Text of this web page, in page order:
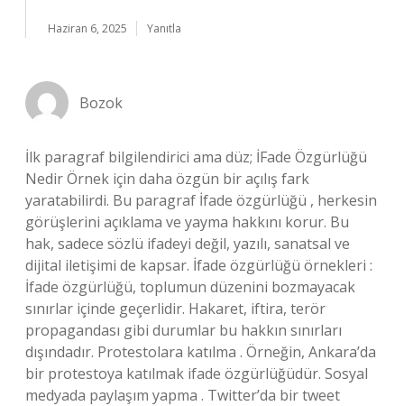
Haziran 6, 2025 Yanıtla
Bozok
İlk paragraf bilgilendirici ama düz; İFade Özgürlüğü
Nedir Örnek için daha özgün bir açılış fark
yaratabilirdi. Bu paragraf İfade özgürlüğü , herkesin
görüşlerini açıklama ve yayma hakkını korur. Bu
hak, sadece sözlü ifadeyi değil, yazılı, sanatsal ve
dijital iletişimi de kapsar. İfade özgürlüğü örnekleri :
İfade özgürlüğü, toplumun düzenini bozmayacak
sınırlar içinde geçerlidir. Hakaret, iftira, terör
propagandası gibi durumlar bu hakkın sınırları
dışındadır. Protestolara katılma . Örneğin, Ankara’da
bir protestoya katılmak ifade özgürlüğüdür. Sosyal
medyada paylaşım yapma . Twitter’da bir tweet